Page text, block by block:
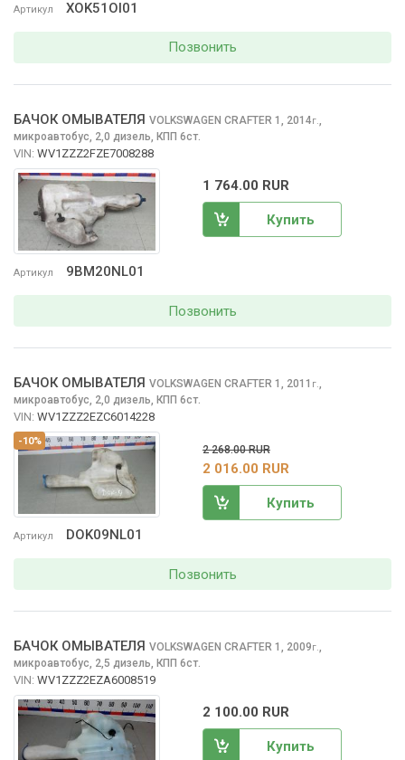
Артикул XOK51OI01
Позвонить
Артикул 9BM20NL01
БАЧОК ОМЫВАТЕЛЯ VOLKSWAGEN CRAFTER 1, 2014г.
микроавтобус, 2,0 дизель, КПП 6ст.
VIN: WV1ZZZ2FZE7008288
1 764.00 RUR
Купить
Позвонить
-10%
Артикул DOK09NL01
БАЧОК ОМЫВАТЕЛЯ VOLKSWAGEN CRAFTER 1, 2011 г.
микроавтобус, 2,0 дизель, КПП 6ст.
VIN: WV1ZZZ2EZC6014228
2 268.00 RUR
2 016.00 RUR
Купить
Позвонить
БАЧОК ОМЫВАТЕЛЯ VOLKSWAGEN CRAFTER 1, 2009г.
микроавтобус, 2,5 дизель, КПП 6ст.
VIN: WV1ZZZ2EZA6008519
2 100.00 RUR
Купить